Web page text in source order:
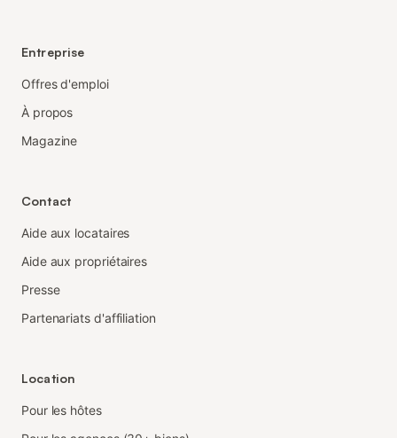
Entreprise
Offres d'emploi
À propos
Magazine
Contact
Aide aux locataires
Aide aux propriétaires
Presse
Partenariats d'affiliation
Location
Pour les hôtes